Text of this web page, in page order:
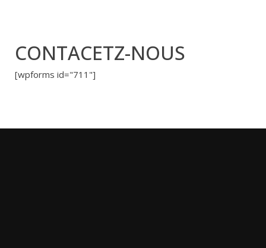
CONTACETZ-NOUS
[wpforms id="711"]